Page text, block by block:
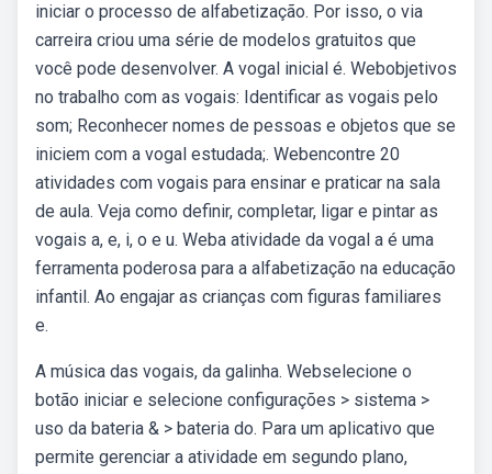
iniciar o processo de alfabetização. Por isso, o via
carreira criou uma série de modelos gratuitos que
você pode desenvolver. A vogal inicial é. Webobjetivos
no trabalho com as vogais: Identificar as vogais pelo
som; Reconhecer nomes de pessoas e objetos que se
iniciem com a vogal estudada;. Webencontre 20
atividades com vogais para ensinar e praticar na sala
de aula. Veja como definir, completar, ligar e pintar as
vogais a, e, i, o e u. Weba atividade da vogal a é uma
ferramenta poderosa para a alfabetização na educação
infantil. Ao engajar as crianças com figuras familiares
e.
A música das vogais, da galinha. Webselecione o
botão iniciar e selecione configurações > sistema >
uso da bateria & > bateria do. Para um aplicativo que
permite gerenciar a atividade em segundo plano,